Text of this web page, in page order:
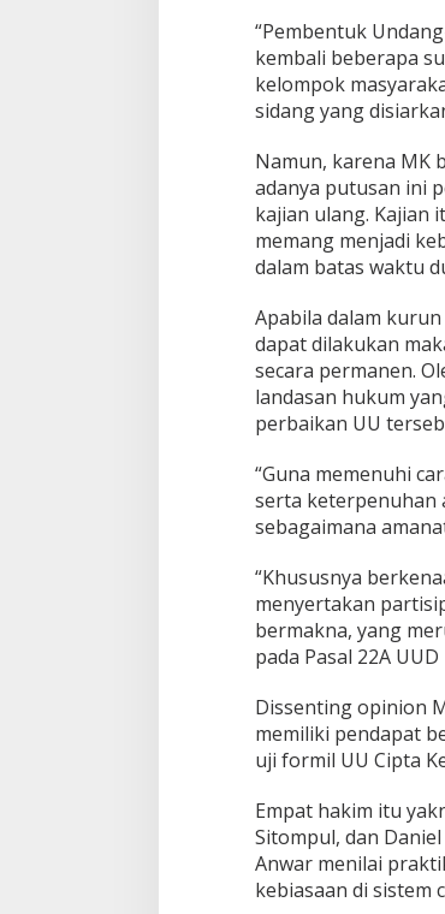
“Pembentuk
kembali beberapa
kelompok
sidang yang
Namun, karena MK
adanya putusan ini
kajian ulang. Kajian
memang menjadi
dalam batas waktu
Apabila dalam
dapat dilakukan
secara permanen.
landasan hukum
perbaikan UU
“Guna memenuhi
serta keterpenuhan
sebagaimana
“Khususnya
menyertakan
bermakna, yang
pada Pasal 22A UUD
Dissenting opinion
memiliki pendapat
uji formil UU Cipta
Empat hakim itu
Sitompul, dan
Anwar menilai
kebiasaan di sistem